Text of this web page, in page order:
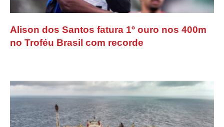
Alison dos Santos fatura 1º ouro nos 400m
no Troféu Brasil com recorde